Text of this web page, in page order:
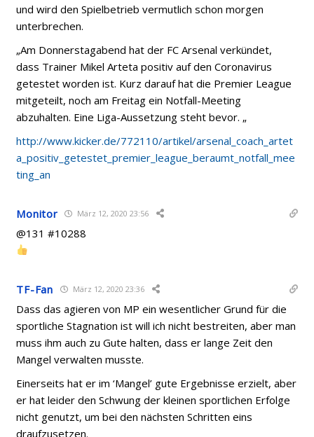
und wird den Spielbetrieb vermutlich schon morgen
unterbrechen.
„Am Donnerstagabend hat der FC Arsenal verkündet,
dass Trainer Mikel Arteta positiv auf den Coronavirus
getestet worden ist. Kurz darauf hat die Premier League
mitgeteilt, noch am Freitag ein Notfall-Meeting
abzuhalten. Eine Liga-Aussetzung steht bevor. „
http://www.kicker.de/772110/artikel/arsenal_coach_artet
a_positiv_getestet_premier_league_beraumt_notfall_mee
ting_an
Monitor März 12, 2020 23:56
@131 #10288
TF-Fan März 12, 2020 23:36
Dass das agieren von MP ein wesentlicher Grund für die
sportliche Stagnation ist will ich nicht bestreiten, aber man
muss ihm auch zu Gute halten, dass er lange Zeit den
Mangel verwalten musste.
Einerseits hat er im ‘Mangel’ gute Ergebnisse erzielt, aber
er hat leider den Schwung der kleinen sportlichen Erfolge
nicht genutzt, um bei den nächsten Schritten eins
draufzusetzen.